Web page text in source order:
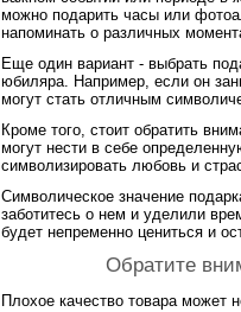
можно подарить часы или
напоминать о различных
Еще один вариант - выбрать
юбиляра. Например, если он
могут стать отличным
Кроме того, стоит обратить
могут нести в себе
символизировать любовь и
Символическое значение
заботитесь о нем и уделили
будет непременно цениться и
Обратите
Плохое качество товара может